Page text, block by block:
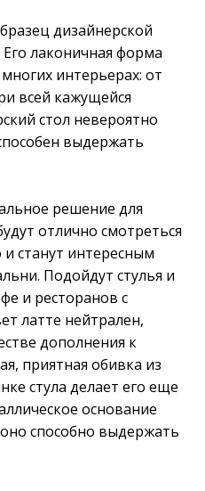
дизайнерской
лаконичная форма
интерьерах: от
всей кажущейся
стол невероятно
выдержать
решение для
отлично смотреться
станут интересным
Подойдут стулья и
и ресторанов с
латте нейтрален,
дополнения к
приятная обивка из
стула делает его еще
основание
способно выдержать